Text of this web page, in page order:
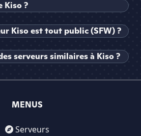
Kiso ?
Kiso est tout public (SFW) ?
serveurs similaires à Kiso ?
MENUS
Serveurs